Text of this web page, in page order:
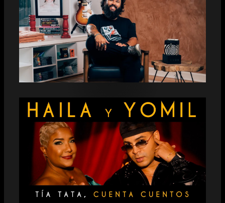
RICARDO CHAMBERLAIN NOMBRADO
DIRECTOR DE OPERACIONES DE
PUNTILLA MUSIC
HAILA Y YOMIL NO SE GUARDAN NADA
EN “TÍA TATA CUENTA CUENTOS”